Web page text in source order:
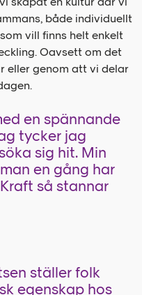
både individuellt
vill finns helt enkelt
Oavsett om det
eller genom att vi delar
en spännande
tycker jag
sig hit. Min
en gång har
så stannar
ställer folk
egenskap hos